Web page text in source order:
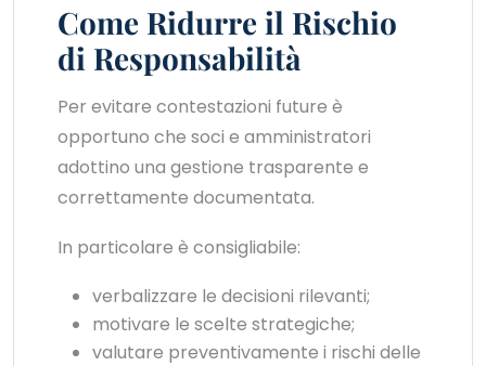
Come Ridurre il Rischio
di Responsabilità
Per evitare contestazioni future è
opportuno che soci e amministratori
adottino una gestione trasparente e
correttamente documentata.
In particolare è consigliabile:
verbalizzare le decisioni rilevanti;
motivare le scelte strategiche;
valutare preventivamente i rischi delle